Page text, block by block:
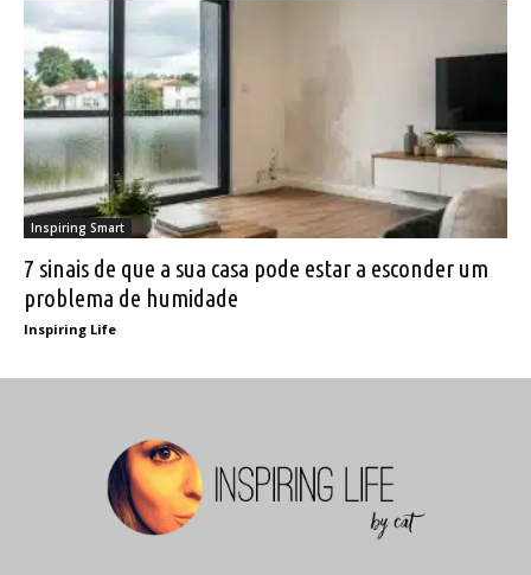
Inspiring Smart
7 sinais de que a sua casa pode estar a esconder um
problema de humidade
Inspiring Life